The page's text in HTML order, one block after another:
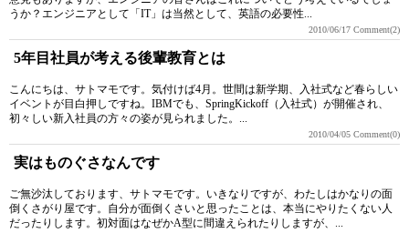
うか？エンジニアとして「IT」は当然として、英語の必要性...
2010/06/17 Comment(2)
5年目社員が考える後輩教育とは
こんにちは、サトマモです。気付けば4月。世間は新学期、入社式など春らしい
イベントが目白押しですね。IBMでも、SpringKickoff（入社式）が開催され、
初々しい新入社員の方々の姿が見られました。...
2010/04/05 Comment(0)
実はものぐさなんです
ご無沙汰しております、サトマモです。いきなりですが、わたしはかなりの面
倒くさがり屋です。自分が面倒くさいと思ったことは、本当にやりたくない人
だったりします。初対面はなぜかA型に間違えられたりしますが、...